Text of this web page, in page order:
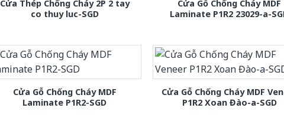
Cửa Thép Chống Cháy 2P 2 tay
co thuy luc-SGD
Cửa Gỗ Chống Cháy MDF
Laminate P1R2 23029-a-
Cửa Gỗ Chống Cháy MDF
Laminate P1R2-SGD
Cửa Gỗ Chống Cháy MDF
P1R2 Xoan Đào-a-SGD